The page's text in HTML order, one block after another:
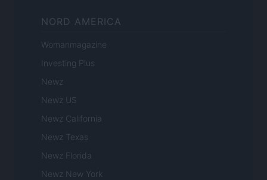
NORD AMERICA
Womanmagazine
Investing Plus
Newz
Newz US
Newz California
Newz Texas
Newz Florida
Newz New York